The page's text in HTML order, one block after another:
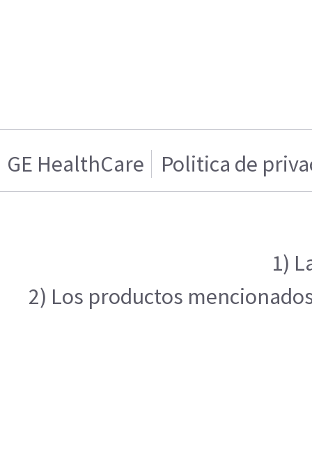
GE HealthCare Politica de
1)
2) Los productos